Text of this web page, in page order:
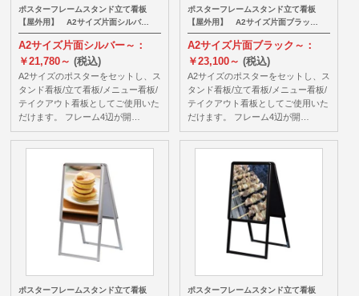
ポスターフレームスタンド立て看板
【屋外用】 A2サイズ片面シルバ…
A2サイズ片面シルバー～：
￥21,780～(税込)
A2サイズのポスターをセットし、ス
タンド看板/立て看板/メニュー看板/
テイクアウト看板としてご使用いた
だけます。 フレーム4辺が開…
ポスターフレームスタンド立て看板
【屋外用】 A2サイズ片面ブラッ…
A2サイズ片面ブラック～：
￥23,100～ (税込)
A2サイズのポスターをセットし、ス
タンド看板/立て看板/メニュー看板/
テイクアウト看板としてご使用いた
だけます。 フレーム4辺が開…
ポスターフレームスタンド立て看板
ポスターフレームスタンド立て看板